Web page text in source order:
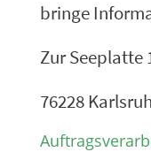
bringe
Zur Seeplatte
76228